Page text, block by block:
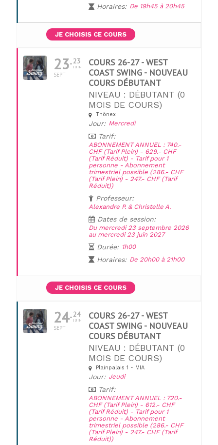
Horaires: De 19h45 à 20h45
JE CHOISIS CE COURS
UNE QUESTION ?
23
SEPT
23
JUIN
COURS 26-27 - WEST
COAST SWING - NOUVEAU
COURS DÉBUTANT
NIVEAU : DÉBUTANT (0
MOIS DE COURS)
Thônex
Jour: Mercredi
Tarif:
ABONNEMENT ANNUEL : 740.-
CHF (Tarif Plein) - 629.- CHF
(Tarif Réduit) - Tarif pour 1
personne - Abonnement
trimestriel possible (286.- CHF
(Tarif Plein) - 247.- CHF (Tarif
Réduit))
Professeur:
Alexandre P. & Christelle A.
Dates de session:
Du mercredi 23 septembre 2026
au mercredi 23 juin 2027
Durée: 1h00
Horaires: De 20h00 à 21h00
JE CHOISIS CE COURS
24
SEPT
24
JUIN
COURS 26-27 - WEST
COAST SWING - NOUVEAU
COURS DÉBUTANT
NIVEAU : DÉBUTANT (0
MOIS DE COURS)
Plainpalais 1 - MIA
Jour: Jeudi
Tarif:
ABONNEMENT ANNUEL : 720.-
CHF (Tarif Plein) - 612.- CHF
(Tarif Réduit) - Tarif pour 1
personne - Abonnement
trimestriel possible (286.- CHF
(Tarif Plein) - 247.- CHF (Tarif
Réduit))